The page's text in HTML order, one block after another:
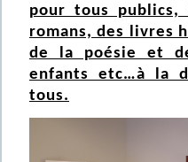
pour tous publics,
romans, des livres
de la poésie et
enfants etc…à la
tous.